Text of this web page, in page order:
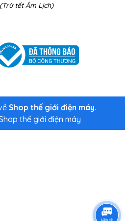
tết Âm Lịch)
Shop thế giới điện máy.
thế giới điện máy